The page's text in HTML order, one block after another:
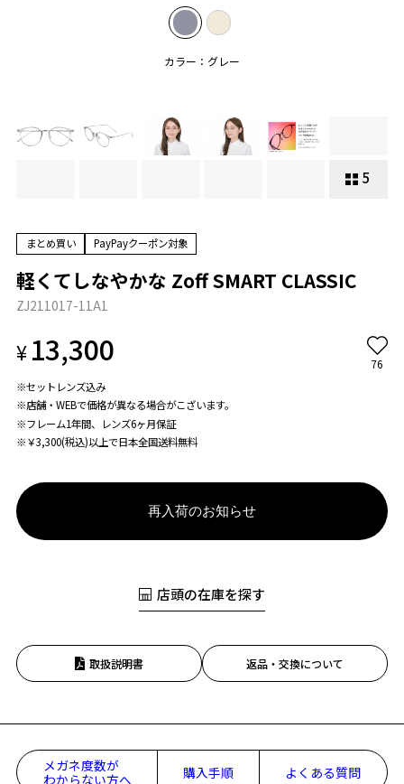
カラー：グレー
5
まとめ買い PayPayクーポン対象
軽くてしなやかな Zoff SMART CLASSIC
ZJ211017-11A1
¥13,300 76
※セットレンズ込み
※店舗・WEBで価格が異なる場合がこざいます。
※フレーム1年間、レンズ6ヶ月保証
※￥3,300(税込)以上で日本全国送料無料
再入荷のお知らせ
店頭の在庫を探す
取扱説明書 返品・交換について
メガネ度数が
わからない方へ
購入手順 よくある質問